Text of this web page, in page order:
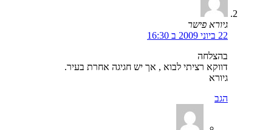
גיורא פישר
22 ביוני 2009 ב 16:30
בהצלחה
דווקא רציתי לבוא , אך יש חגיגה אחרת בעיר.
גיורא
הגב